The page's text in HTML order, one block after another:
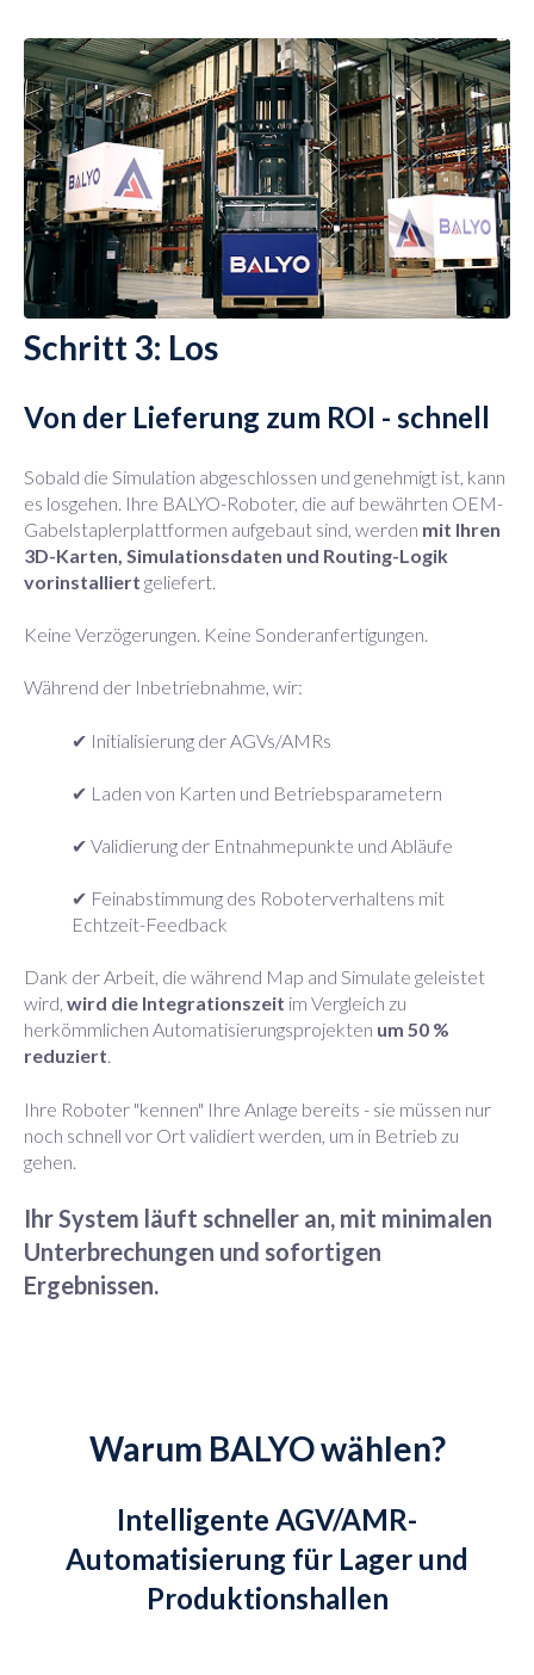
Schritt 3: Los
Von der Lieferung zum ROI - schnell
Sobald die Simulation abgeschlossen und genehmigt ist, kann
es losgehen. Ihre BALYO-Roboter, die auf bewährten OEM-
Gabelstaplerplattformen aufgebaut sind, werden mit Ihren
3D-Karten, Simulationsdaten und Routing-Logik
vorinstalliert geliefert.
Keine Verzögerungen. Keine Sonderanfertigungen.
Während der Inbetriebnahme, wir:
✔ Initialisierung der AGVs/AMRs
✔ Laden von Karten und Betriebsparametern
✔ Validierung der Entnahmepunkte und Abläufe
✔ Feinabstimmung des Roboterverhaltens mit
Echtzeit-Feedback
Dank der Arbeit, die während Map and Simulate geleistet
wird, wird die Integrationszeit im Vergleich zu
herkömmlichen Automatisierungsprojekten um 50 %
reduziert.
Ihre Roboter "kennen" Ihre Anlage bereits - sie müssen nur
noch schnell vor Ort validiert werden, um in Betrieb zu
gehen.
Ihr System läuft schneller an, mit minimalen
Unterbrechungen und sofortigen
Ergebnissen.
Warum BALYO wählen?
Intelligente AGV/AMR-
Automatisierung für Lager und
Produktionshallen